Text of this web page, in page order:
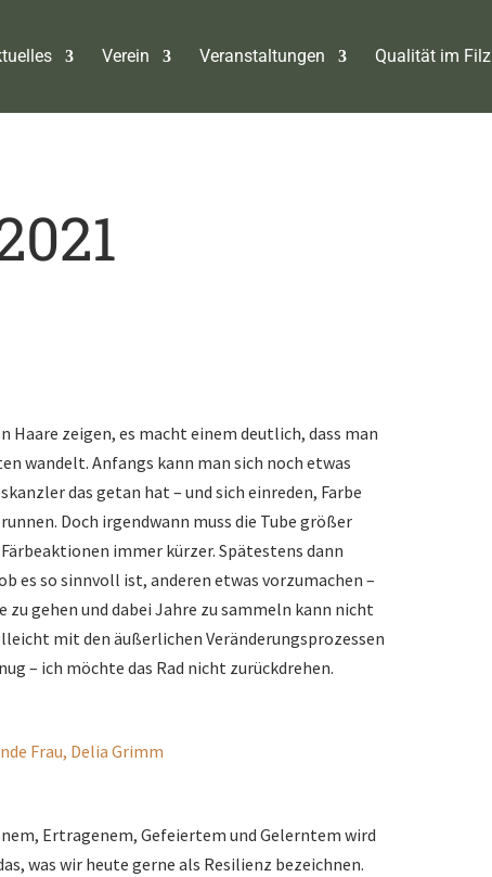
Verein Veranstaltungen Qualität im Filz
Haare zeigen, es macht einem deutlich, dass man
wandelt. Anfangs kann man sich noch etwas
das getan hat – und sich einreden, Farbe
Doch irgendwann muss die Tube größer
immer kürzer. Spätestens dann
es so sinnvoll ist, anderen etwas vorzumachen –
zu gehen und dabei Jahre zu sammeln kann nicht
mit den äußerlichen Veränderungsprozessen
– ich möchte das Rad nicht zurückdrehen.
Ertragenem, Gefeiertem und Gelerntem wird
was wir heute gerne als Resilienz bezeichnen.